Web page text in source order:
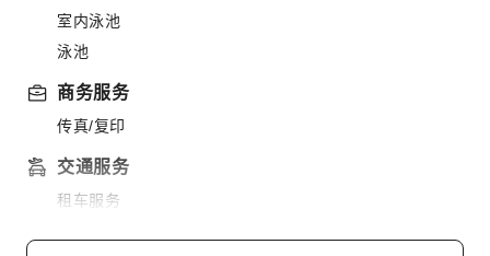
室内泳池
泳池
商务服务
传真/复印
交通服务
租车服务
清洁服务